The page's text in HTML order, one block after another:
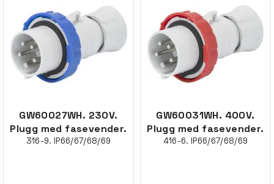
GW60027WH. 230V.
Plugg med fasevender.
316-9. IP66/67/68/69
GW60031WH. 400V.
Plugg med fasevender.
416-6. IP66/67/68/69